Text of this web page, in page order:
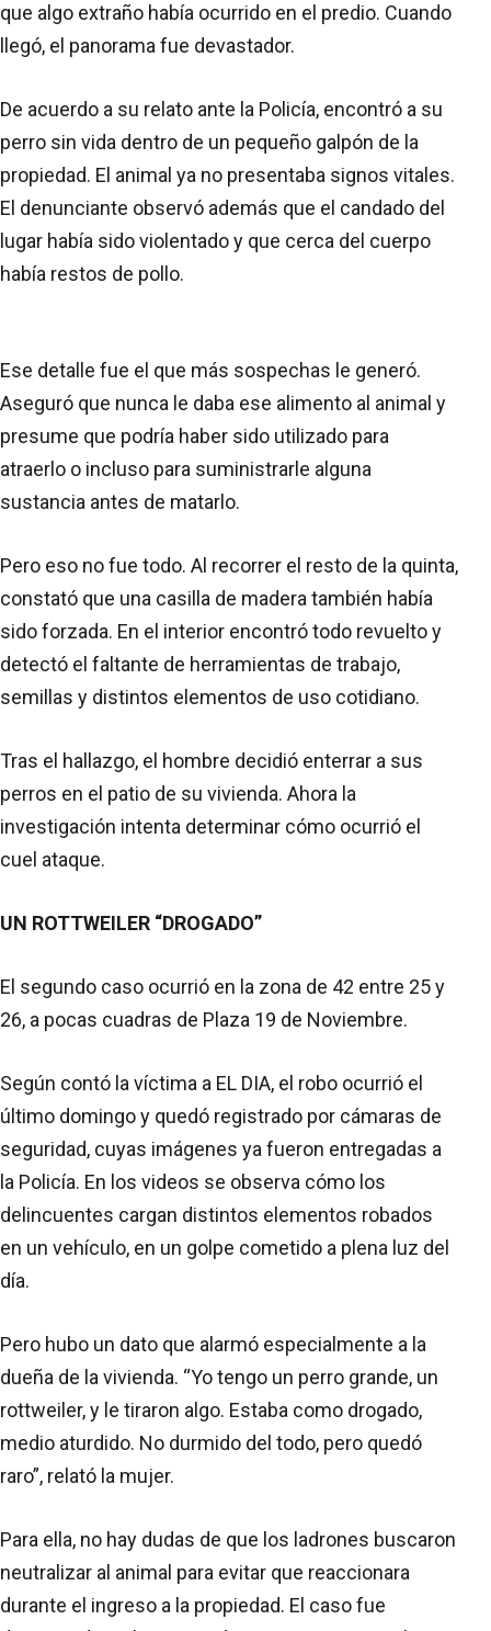
que algo extraño había ocurrido en el predio. Cuando
llegó, el panorama fue devastador.
De acuerdo a su relato ante la Policía, encontró a su
perro sin vida dentro de un pequeño galpón de la
propiedad. El animal ya no presentaba signos vitales.
El denunciante observó además que el candado del
lugar había sido violentado y que cerca del cuerpo
había restos de pollo.
Ese detalle fue el que más sospechas le generó.
Aseguró que nunca le daba ese alimento al animal y
presume que podría haber sido utilizado para
atraerlo o incluso para suministrarle alguna
sustancia antes de matarlo.
Pero eso no fue todo. Al recorrer el resto de la quinta,
constató que una casilla de madera también había
sido forzada. En el interior encontró todo revuelto y
detectó el faltante de herramientas de trabajo,
semillas y distintos elementos de uso cotidiano.
Tras el hallazgo, el hombre decidió enterrar a sus
perros en el patio de su vivienda. Ahora la
investigación intenta determinar cómo ocurrió el
cuel ataque.
UN ROTTWEILER “DROGADO”
El segundo caso ocurrió en la zona de 42 entre 25 y
26, a pocas cuadras de Plaza 19 de Noviembre.
Según contó la víctima a EL DIA, el robo ocurrió el
último domingo y quedó registrado por cámaras de
seguridad, cuyas imágenes ya fueron entregadas a
la Policía. En los videos se observa cómo los
delincuentes cargan distintos elementos robados
en un vehículo, en un golpe cometido a plena luz del
día.
Pero hubo un dato que alarmó especialmente a la
dueña de la vivienda. “Yo tengo un perro grande, un
rottweiler, y le tiraron algo. Estaba como drogado,
medio aturdido. No durmido del todo, pero quedó
raro”, relató la mujer.
Para ella, no hay dudas de que los ladrones buscaron
neutralizar al animal para evitar que reaccionara
durante el ingreso a la propiedad. El caso fue